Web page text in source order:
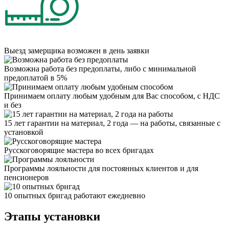
Выезд замерщика возможен в день заявки
Возможна работа без предоплаты, либо с минимальной
предоплатой в 5%
Принимаем оплату любым удобным для Вас способом, с НДС
и без
15 лет гарантии на материал, 2 года — на работы, связанные с
установкой
Русскоговорящие мастера во всех бригадах
Программы лояльности для постоянных клиентов и для
пенсионеров
10 опытных бригад работают ежедневно
Этапы установки